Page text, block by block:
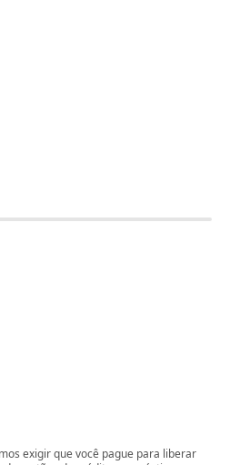
exigir que você pague para liberar